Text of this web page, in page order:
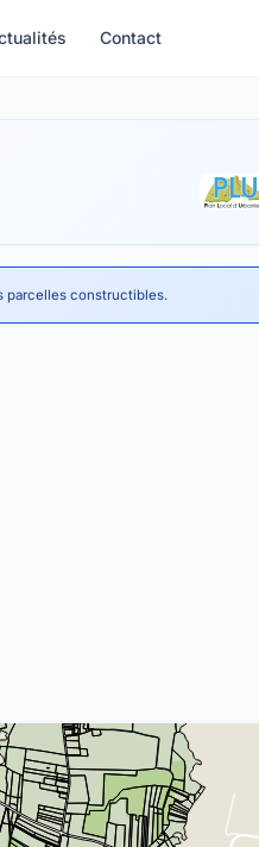
Contact
parcelles constructibles.